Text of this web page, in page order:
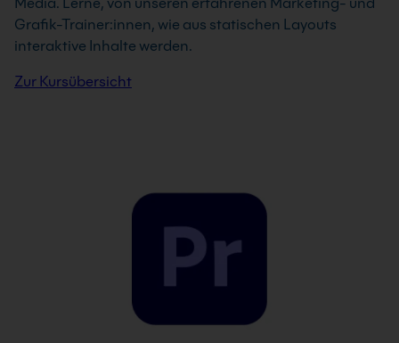
Grafik-Trainer:innen, wie aus statischen Layouts
interaktive Inhalte werden.
Zur Kursübersicht